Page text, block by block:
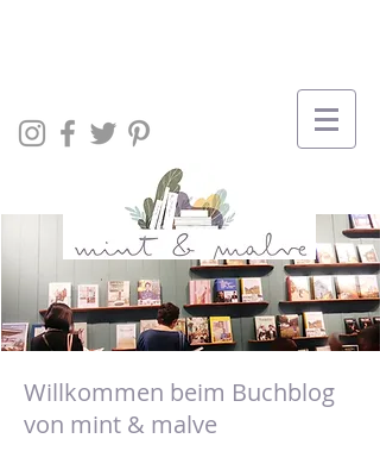
Willkommen beim Buchblog
von mint & malve